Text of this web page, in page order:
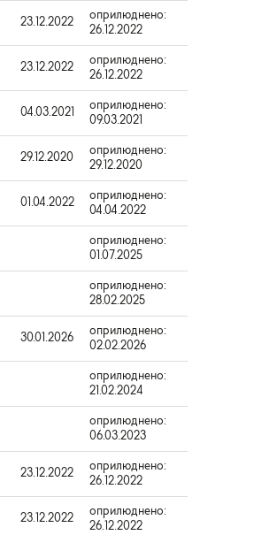
23.12.2022
оприлюднено:
26.12.2022
23.12.2022
оприлюднено:
26.12.2022
04.03.2021
оприлюднено:
09.03.2021
29.12.2020
оприлюднено:
29.12.2020
01.04.2022
оприлюднено:
04.04.2022
оприлюднено:
01.07.2025
оприлюднено:
28.02.2025
30.01.2026
оприлюднено:
02.02.2026
оприлюднено:
21.02.2024
оприлюднено:
06.03.2023
23.12.2022
оприлюднено:
26.12.2022
23.12.2022
оприлюднено:
26.12.2022